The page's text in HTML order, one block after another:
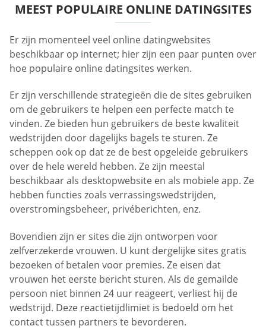
MEEST POPULAIRE ONLINE DATINGSITES
Er zijn momenteel veel online datingwebsites
beschikbaar op internet; hier zijn een paar punten over
hoe populaire online datingsites werken.
Er zijn verschillende strategieën die de sites gebruiken
om de gebruikers te helpen een perfecte match te
vinden. Ze bieden hun gebruikers de beste kwaliteit
wedstrijden door dagelijks bagels te sturen. Ze
scheppen ook op dat ze de best opgeleide gebruikers
over de hele wereld hebben. Ze zijn meestal
beschikbaar als desktopwebsite en als mobiele app. Ze
hebben functies zoals verrassingswedstrijden,
overstromingsbeheer, privéberichten, enz.
Bovendien zijn er sites die zijn ontworpen voor
zelfverzekerde vrouwen. U kunt dergelijke sites gratis
bezoeken of betalen voor premies. Ze eisen dat
vrouwen het eerste bericht sturen. Als de gemailde
persoon niet binnen 24 uur reageert, verliest hij de
wedstrijd. Deze reactietijdlimiet is bedoeld om het
contact tussen partners te bevorderen.